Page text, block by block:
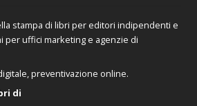
stampa di libri per editori indipendenti e
per uffici marketing e agenzie di
preventivazione online.
di